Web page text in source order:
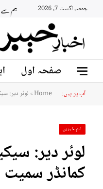
جمعہ, اگست 7, 2026 ہم سے
صفحہ اول
آپ پر ہیں: Home
» لوئر دیر:
اہم خبریں
لوئر دیر:
کمانڈر سمیت 2 دہشتگردہلاک